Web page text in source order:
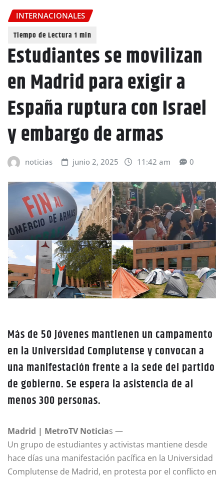
INTERNACIONALES
Estudiantes se movilizan
en Madrid para exigir a
España ruptura con Israel
y embargo de armas
noticias junio 2, 2025 11:42 am 0
Más de 50 jóvenes mantienen un campamento
en la Universidad Complutense y convocan a
una manifestación frente a la sede del partido
de gobierno. Se espera la asistencia de al
menos 300 personas.
Madrid | MetroTV Noticias —
Un grupo de estudiantes y activistas mantiene desde
hace días una manifestación pacífica en la Universidad
Complutense de Madrid, en protesta por el conflicto en